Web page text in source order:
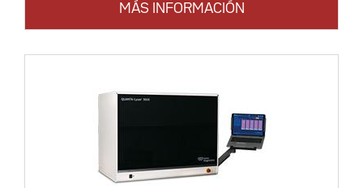
MÁS INFORMACIÓN